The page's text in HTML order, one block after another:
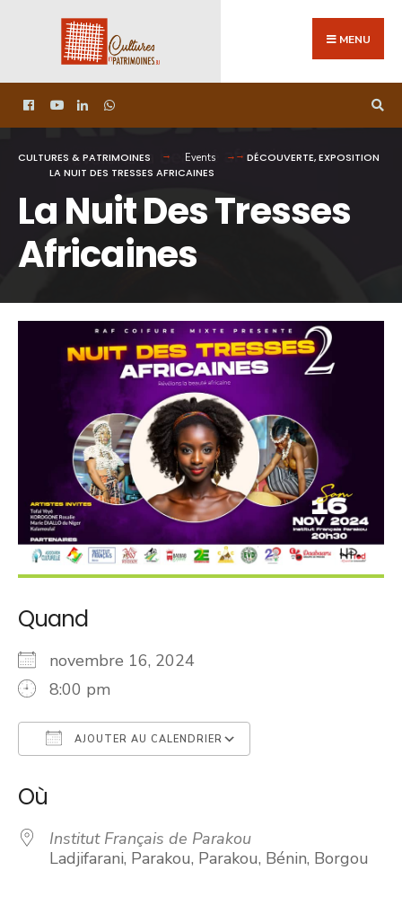
MENU
CULTURES & PATRIMOINES Events DÉCOUVERTE,EXPOSITION
LA NUIT DES TRESSES AFRICAINES
La Nuit Des Tresses
Africaines
Quand
novembre 16, 2024
8:00 pm
AJOUTER AU CALENDRIER
Où
Institut Français de Parakou
Ladjifarani, Parakou, Parakou, Bénin, Borgou